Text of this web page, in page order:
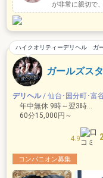
が非常に親切で
ガールズス
デリヘル/ 仙台･国分町･富
年中無休 9時～翌3時 …
60分15,000円～
4.9
コンパニオン募集
ハイクオリティーデリヘル ガ